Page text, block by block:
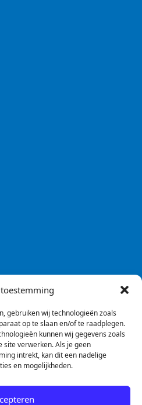
gebruiken wij technologieën zoals
op te slaan en/of te raadplegen.
kunnen wij gegevens zoals
site verwerken. Als je geen
intrekt, kan dit een nadelige
en mogelijkheden.